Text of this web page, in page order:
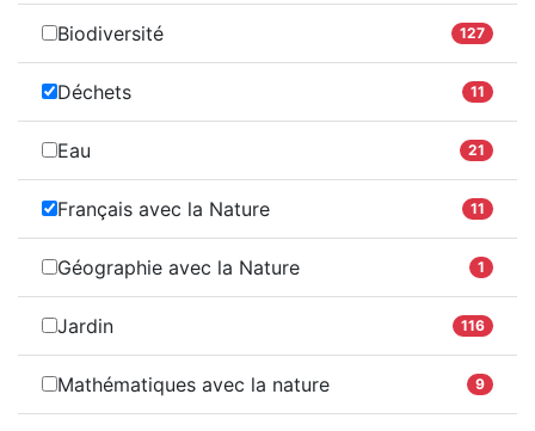
Biodiversité 127
Déchets 11
Eau 21
Français avec la Nature 11
Géographie avec la Nature 1
Jardin 116
Mathématiques avec la nature 9